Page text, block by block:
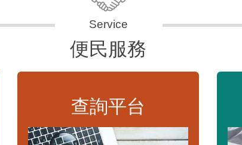
便民服務
查詢平台